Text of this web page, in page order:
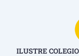
ILUSTRE